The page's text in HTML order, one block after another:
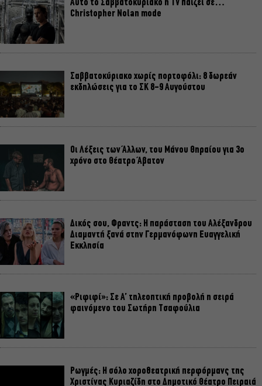
Αυτό το Σαββατοκύριακο η TV παίζει σε…
Christopher Nolan mode
Σαββατοκύριακο χωρίς πορτοφόλι: 8 δωρεάν
εκδηλώσεις για το ΣΚ 8-9 Αυγούστου
Οι Λέξεις των Άλλων, του Μάνου Θηραίου για 3ο
χρόνο στο Θέατρο Άβατον
Δικός σου, Φραντς: Η παράσταση του Αλέξανδρου
Διαμαντή ξανά στην Γερμανόφωνη Ευαγγελική
Εκκλησία
«Ριφιφί»: Σε Α’ τηλεοπτική προβολή η σειρά
φαινόμενο του Σωτήρη Τσαφούλια
Ρωγμές: Η σόλο χοροθεατρική περφόρμανς της
Χριστίνας Κυριαζίδη στο Δημοτικό Θέατρο Πειραιά